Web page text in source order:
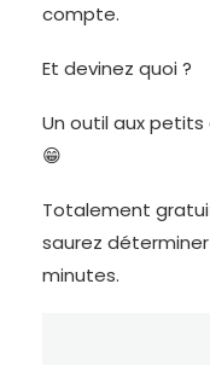
compte.
Et devinez quoi ?
Un outil aux
😁
Totalement
saurez
minutes.